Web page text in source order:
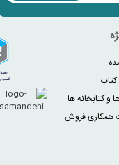
کتاب
و کتابخانه ها
همکاری فروش